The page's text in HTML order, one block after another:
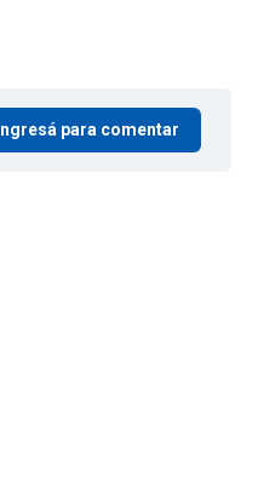
Ingresá para comentar